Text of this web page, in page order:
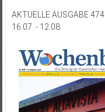
AKTUELLE AUSGABE 474
16.07. - 12.08.